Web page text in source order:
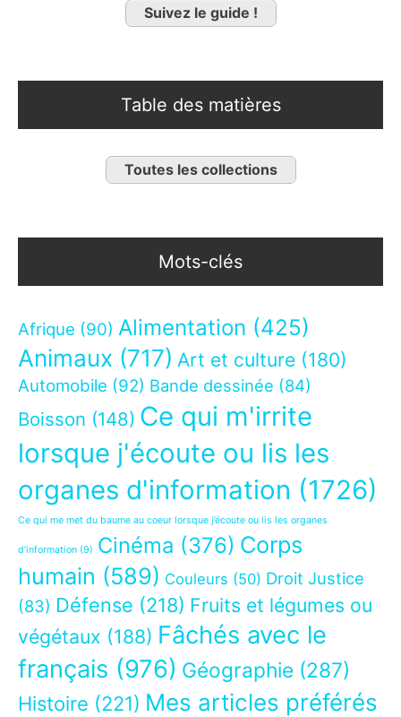
Suivez le guide !
Table des matières
Toutes les collections
Mots-clés
Afrique (90) Alimentation (425)
Animaux (717) Art et culture (180)
Automobile (92) Bande dessinée (84)
Boisson (148) Ce qui m'irrite
lorsque j'écoute ou lis les
organes d'information (1726)
Ce qui me met du baume au coeur lorsque j’écoute ou lis les organes
d’information (9) Cinéma (376) Corps
humain (589) Couleurs (50) Droit Justice
(83) Défense (218) Fruits et légumes ou
végétaux (188) Fâchés avec le
français (976) Géographie (287)
Histoire (221) Mes articles préférés